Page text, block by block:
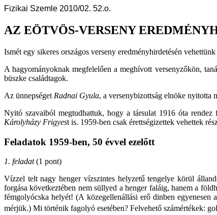
Fizikai Szemle 2010/02. 52.o.
AZ EÖTVÖS-VERSENY
Ismét egy sikeres országos verseny eredményhirdetésén
A hagyományoknak megfelelően a meghívott versenyzőkön,
büszke családtagok.
Az ünnepséget Radnai Gyula, a versenybizottság elnöke nyitotta
Nyitó szavaiból megtudhattuk, hogy a társulat 1916 óta
Károlyházy Frigyest is. 1959-ben csak érettségizettek vehettek
Feladatok 1959-ben, 50 évvel ezelőtt
1. feladat(1 pont)
Vízzel telt nagy henger vízszintes helyzetű tengelye körül
forgása következtében nem süllyed a henger faláig, hanem a
fémgolyócska helyét! (A közegellenállási erő dinben egyenesen
mérjük.) Mi történik fagolyó esetében? Felvehető számértékek: